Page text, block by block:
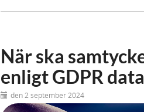
När ska
enligt GDPR
den 2 september 2024